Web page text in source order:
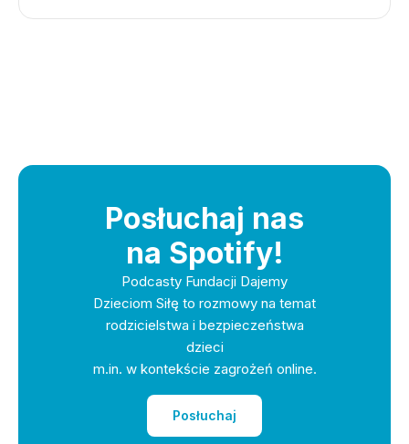
Posłuchaj nas
na Spotify!
Podcasty Fundacji Dajemy
Dzieciom Siłę to rozmowy na temat
rodzicielstwa i bezpieczeństwa
dzieci
m.in. w kontekście zagrożeń online.
Posłuchaj